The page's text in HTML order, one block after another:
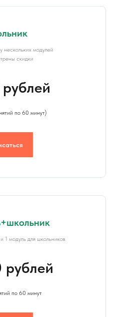
нескольких модулей
скидки
по 60 минут)
1 модуль для школьников
рублей
по 60 минут